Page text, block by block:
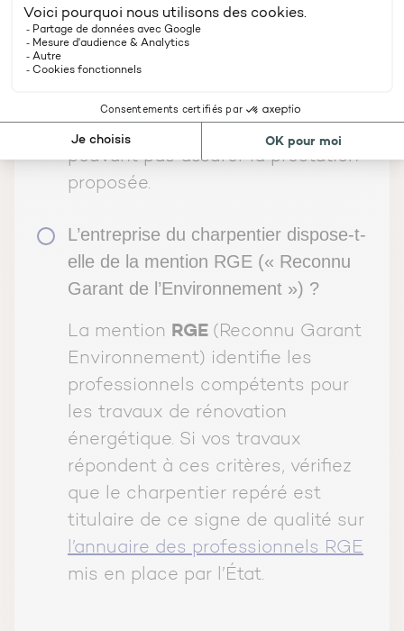
repérée est solide financièrement,
et n’est pas en dépôt de bilan ou
en redressement judiciaire. Cela
peut vous éviter de verser des
pouvant pas assurer la prestation
proposée.
L’entreprise du charpentier dispose-t-
elle de la mention RGE (« Reconnu
Garant de l’Environnement ») ?
La mention RGE (Reconnu Garant
Environnement) identifie les
professionnels compétents pour
les travaux de rénovation
énergétique. Si vos travaux
répondent à ces critères, vérifiez
que le charpentier repéré est
titulaire de ce signe de qualité sur
l’annuaire des professionnels RGE
mis en place par l’État.